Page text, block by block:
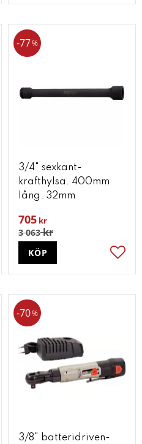
till i favoriter
3/4" sexkant-
krafthylsa. 400mm
lång. 32mm
705 kr
3 063kr
77%
KÖP
3/8" batteridriven-
70%